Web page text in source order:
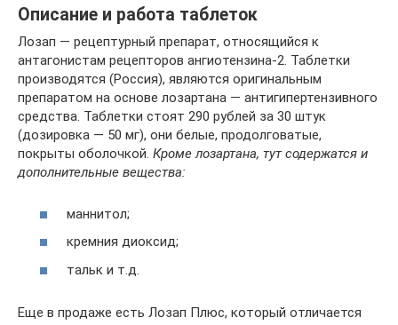
Описание и работа таблеток
Лозап — рецептурный препарат, относящийся к
антагонистам рецепторов ангиотензина-2. Таблетки
производятся (Россия), являются оригинальным
препаратом на основе лозартана — антигипертензивного
средства. Таблетки стоят 290 рублей за 30 штук
(дозировка — 50 мг), они белые, продолговатые,
покрыты оболочкой. Кроме лозартана, тут содержатся и
дополнительные вещества:
маннитол;
кремния диоксид;
тальк и т.д.
Еще в продаже есть Лозап Плюс, который отличается